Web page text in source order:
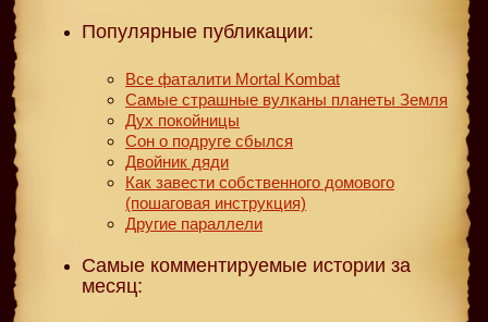
Популярные публикации:
Все фаталити Mortal Kombat
Самые страшные вулканы планеты Земля
Дух покойницы
Сон о подруге сбылся
Двойник дяди
Как завести собственного домового
(пошаговая инструкция)
Другие параллели
Самые комментируемые истории за
месяц: